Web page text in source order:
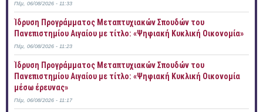
Πέμ, 06/08/2026 - 11:33
Ίδρυση Προγράμματος Μεταπτυχιακών Σπουδών του
Πανεπιστημίου Αιγαίου με τίτλο: «Ψηφιακή Κυκλική Οικονομία»
Πέμ, 06/08/2026 - 11:23
Ίδρυση Προγράμματος Μεταπτυχιακών Σπουδών του
Πανεπιστημίου Αιγαίου με τίτλο: «Ψηφιακή Κυκλική Οικονομία
μέσω έρευνας»
Πέμ, 06/08/2026 - 11:17